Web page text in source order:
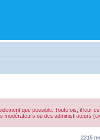
que possible. Toutefois, il leur
ou des administrateurs
2215